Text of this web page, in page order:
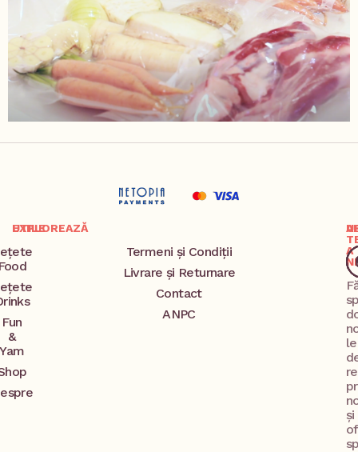
EXPLOREAZĂ
Fun
&
Yam
UTILE
Termeni și Condiții
Livrare și Returnare
Contact
ANPC
A
și